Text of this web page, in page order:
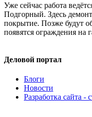
Уже сейчас работа
Подгорный. Здесь
покрытие. Позже будут
появятся ограждения на
Деловой портал
Блоги
Новости
Разработка сайта -